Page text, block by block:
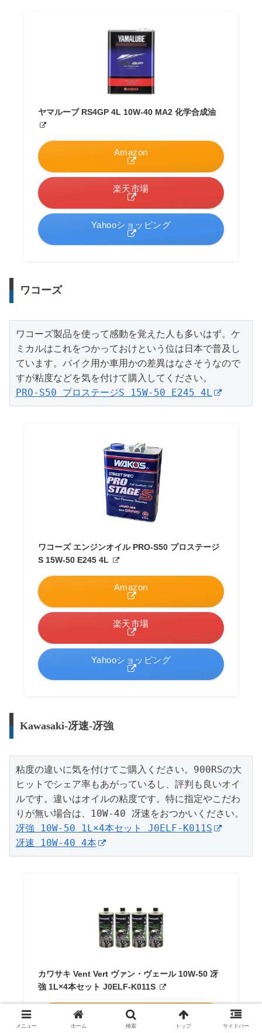
ヤマルーブ RS4GP 4L 10W-40 MA2 化学合成油
Amazon
楽天市場
Yahooショッピング
ワコーズ
ワコーズ製品を使って感動を覚えた人も多いはず。ケ
ミカルはこれをつかっておけという位は日本で普及し
ています。バイク用か車用かの差異はなさそうなので
PRO-S50 プロステージS 15W-50 E245 4L
ワコーズ エンジンオイル PRO-S50 プロステージ
S 15W-50 E245 4L
Amazon
楽天市場
Yahooショッピング
Kawasaki-冴速-冴強
粘度の違いに気を付けてご購入ください。900RSの大
ヒットでシェア率もあがっているし、評判も良いオイ
ルです。違いはオイルの粘度です。特に指定やこだわ
冴強 10W-50 1L×4本セット J0ELF-K011S
冴速 10W-40 4本
カワサキ Vent Vert ヴァン・ヴェール 10W-50 冴
強 1L×4本セット J0ELF-K011S
Amazon
メニュー ホーム 検索 トップ サイドバー